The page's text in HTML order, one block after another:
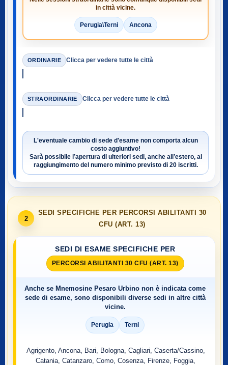
in città vicine.
Perugia\Terni Ancona
ORDINARIE Clicca per vedere tutte le città
STRAORDINARIE Clicca per vedere tutte le città
L'eventuale cambio di sede d'esame non comporta alcun
costo aggiuntivo!
Sarà possibile l’apertura di ulteriori sedi, anche all’estero, al
raggiungimento del numero minimo previsto di 20 iscritti.
2
SEDI SPECIFICHE PER PERCORSI ABILITANTI 30
CFU (ART. 13)
SEDI DI ESAME SPECIFICHE PER
PERCORSI ABILITANTI 30 CFU (ART. 13)
Anche se Mnemosine Pesaro Urbino non è indicata come
sede di esame, sono disponibili diverse sedi in altre città
vicine.
Perugia Terni
Agrigento, Ancona, Bari, Bologna, Cagliari, Caserta/Cassino,
Catania, Catanzaro, Como, Cosenza, Firenze, Foggia,